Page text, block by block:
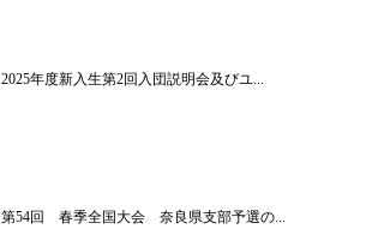
2025年度新入生第2回入団説明会及びユ...
第54回 春季全国大会 奈良県支部予選の...